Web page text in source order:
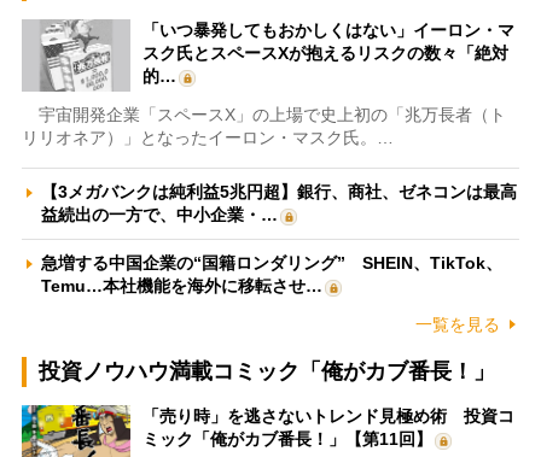
「いつ暴発してもおかしくはない」イーロン・マ
スク氏とスペースXが抱えるリスクの数々「絶対
的…
宇宙開発企業「スペースX」の上場で史上初の「兆万長者（ト
リリオネア）」となったイーロン・マスク氏。…
【3メガバンクは純利益5兆円超】銀行、商社、ゼネコンは最高
益続出の一方で、中小企業・…
急増する中国企業の“国籍ロンダリング” SHEIN、TikTok、
Temu…本社機能を海外に移転させ…
一覧を見る
投資ノウハウ満載コミック「俺がカブ番長！」
「売り時」を逃さないトレンド見極め術 投資コ
ミック「俺がカブ番長！」【第11回】